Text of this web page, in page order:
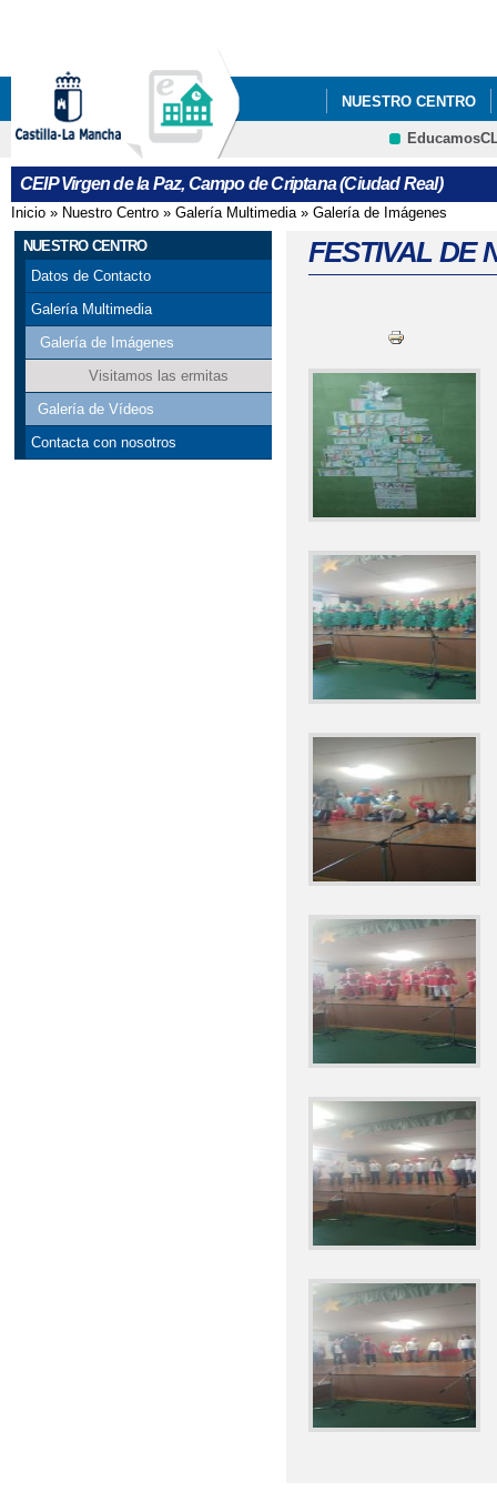
NUESTRO CENTRO
PROYECTO
CONMEMORACIÓN
NUESTRA CUENTA
CRFP
CEIP Virgen de la Paz, Campo de Criptana (Ciudad Real)
Se encuentra usted aquí
Inicio » Nuestro Centro » Galería Multimedia» Galería de Imágenes
NUESTRO CENTRO
Datos de Contacto
Galería Multimedia
Galería de Imágenes
Visitamos las ermitas
Galería de Vídeos
Contacta con nosotros
FESTIVAL DE